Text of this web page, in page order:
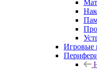
Игровые